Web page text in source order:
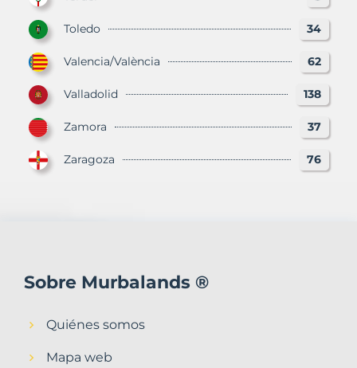
Toledo 34
Valencia/València 62
Valladolid 138
Zamora 37
Zaragoza 76
Sobre Murbalands ®
Quiénes somos
Mapa web